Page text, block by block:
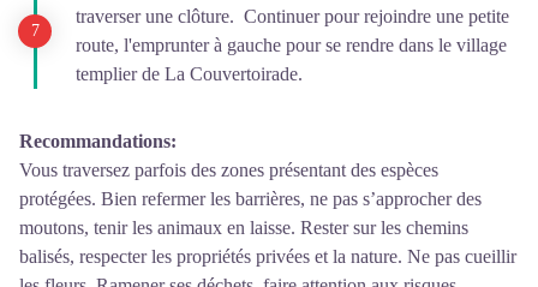
traverser une clôture. Continuer pour rejoindre une petite
route, l'emprunter à gauche pour se rendre dans le village
templier de La Couvertoirade.
Recommandations:
Vous traversez parfois des zones présentant des espèces
protégées. Bien refermer les barrières, ne pas s’approcher des
moutons, tenir les animaux en laisse. Rester sur les chemins
balisés, respecter les propriétés privées et la nature. Ne pas cueillir